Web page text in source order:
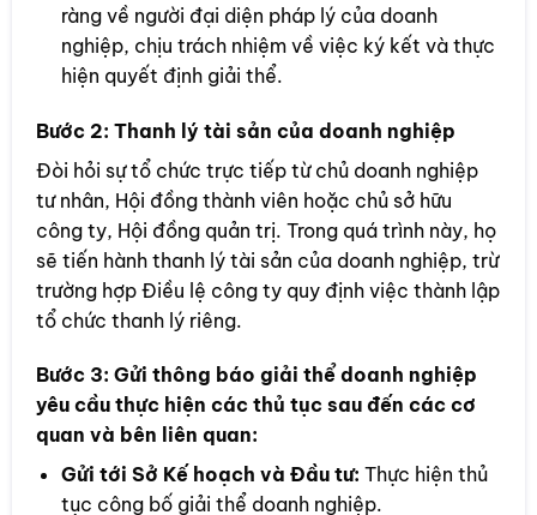
ràng về người đại diện pháp lý của doanh
nghiệp, chịu trách nhiệm về việc ký kết và thực
hiện quyết định giải thể.
Bước 2: Thanh lý tài sản của doanh nghiệp
Đòi hỏi sự tổ chức trực tiếp từ chủ doanh nghiệp
tư nhân, Hội đồng thành viên hoặc chủ sở hữu
công ty, Hội đồng quản trị. Trong quá trình này, họ
sẽ tiến hành thanh lý tài sản của doanh nghiệp, trừ
trường hợp Điều lệ công ty quy định việc thành lập
tổ chức thanh lý riêng.
Bước 3: Gửi thông báo giải thể doanh nghiệp
yêu cầu thực hiện các thủ tục sau đến các cơ
quan và bên liên quan:
Gửi tới Sở Kế hoạch và Đầu tư: Thực hiện thủ
tục công bố giải thể doanh nghiệp.